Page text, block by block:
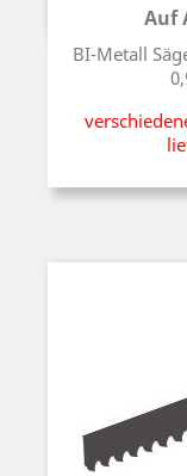
Auf
BI-Metall